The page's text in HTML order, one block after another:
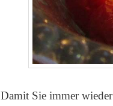
Damit Sie immer